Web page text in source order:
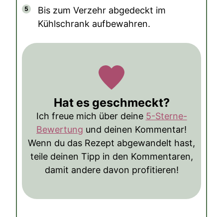
Bis zum Verzehr abgedeckt im
Kühlschrank aufbewahren.
Hat es geschmeckt?
Ich freue mich über deine 5-Sterne-
Bewertung und deinen Kommentar!
Wenn du das Rezept abgewandelt hast,
teile deinen Tipp in den Kommentaren,
damit andere davon profitieren!